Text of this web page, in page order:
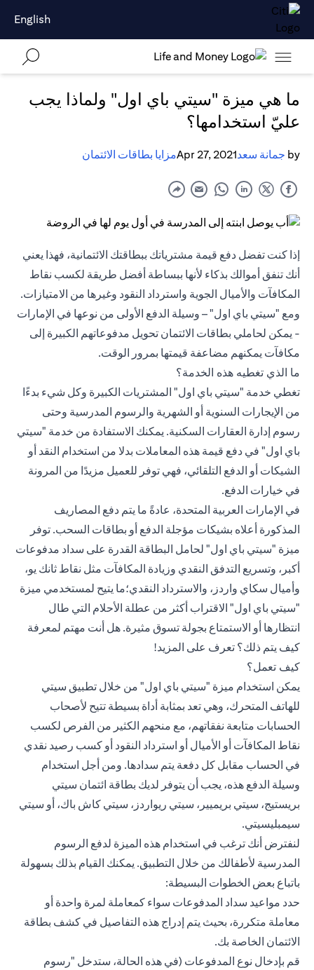
English
ما هي ميزة "سيتي باي اول" ولماذا يجب
عليّ استخدامها؟
by جمانة سعدApr 27, 2021مزايا بطاقات الائتمان
إذا كنت تفضل دفع قيمة مشترياتك ببطاقتك الائتمانية، فهذا يعني
أنك تنفق أموالك بذكاء لأنها ببساطة أفضل طريقة لكسب نقاط
المكافآت والأميال الجوية واسترداد النقود وغيرها من الامتيازات.
ومع "سيتي باي اول" – وسيلة الدفع الأولى من نوعها في الإمارات
- يمكن لحاملي بطاقات الائتمان تحويل مدفوعاتهم الكبيرة إلى
مكافآت يمكنهم مضاعفة قيمتها بمرور الوقت.
ما الذي تغطيه هذه الخدمة؟
تغطي خدمة "سيتي باي اول" المشتريات الكبيرة وكل شيء بدءًا
من الإيجارات السنوية أو الشهرية والرسوم المدرسية وحتى
رسوم إدارة العقارات السكنية. يمكنك الاستفادة من خدمة "سيتي
باي اول" في دفع قيمة هذه المعاملات بدلا من استخدام النقد أو
الشيكات أو الدفع التلقائي، فهي توفر للعميل مزيدًا من المرونة
في خيارات الدفع.
في الإمارات العربية المتحدة، عادةً ما يتم دفع المصاريف
المذكورة أعلاه بشيكات مؤجلة الدفع أو بطاقات السحب. توفر
ميزة "سيتي باي اول" لحامل البطاقة القدرة على سداد مدفوعات
أكبر، وتسريع التدفق النقدي وزيادة المكافآت مثل نقاط ثانك يو،
وأميال سكاي واردز، والاسترداد النقدي؛ما يتيح لمستخدمي ميزة
"سيتي باي اول" الاقتراب أكثر من عطلة الأحلام التي طال
انتظارها أو الاستمتاع بجولة تسوق مثيرة. هل أنت مهتم لمعرفة
كيف يتم ذلك؟ تعرف على المزيد!
كيف تعمل؟
يمكن استخدام ميزة "سيتي باي اول" من خلال تطبيق سيتي
للهاتف المتحرك، وهي تعد بمثابة أداة بسيطة تتيح لأصحاب
الحسابات متابعة نفقاتهم، مع منحهم الكثير من الفرص لكسب
نقاط المكافآت أو الأميال أو استرداد النقود أو كسب رصيد نقدي
في الحساب مقابل كل دفعة يتم سدادها. ومن أجل استخدام
وسيلة الدفع هذه، يجب أن يتوفر لديك بطاقة ائتمان سيتي
بريستيج، سيتي بريميير، سيتي ريواردز، سيتي كاش باك، أو سيتي
سيمبليسيتي.
لنفترض أنك ترغب في استخدام هذه الميزة لدفع الرسوم
المدرسية لأطفالك من خلال التطبيق. يمكنك القيام بذلك بسهولة
باتباع بعض الخطوات البسيطة:
حدد مواعيد سداد المدفوعات سواء كمعاملة لمرة واحدة أو
معاملة متكررة، بحيث يتم إدراج هذه التفاصيل في كشف بطاقة
الائتمان الخاصة بك.
قم بإدخال نوع المدفوعات (في هذه الحالة، ستدخل "رسوم